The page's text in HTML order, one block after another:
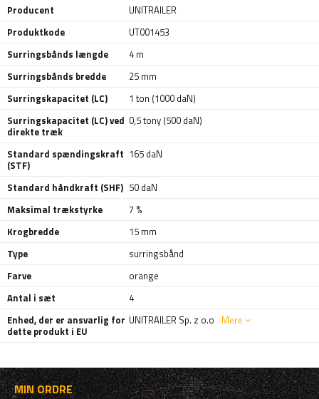
Producent
UNITRAILER
Produktkode
UT001453
Surringsbånds længde
4 m
Surringsbånds bredde
25 mm
Surringskapacitet (LC)
1 ton (1000 daN)
Surringskapacitet (LC) ved
direkte træk
0,5 tony (500 daN)
Standard spændingskraft
(STF)
165 daN
Standard håndkraft (SHF) 50 daN
Maksimal trækstyrke
7 %
Krogbredde
15 mm
Type
surringsbånd
Farve
orange
Antal i sæt
4
Enhed, der er ansvarlig for
dette produkt i EU
UNITRAILER Sp. z o.o Mere
MIN ORDRE